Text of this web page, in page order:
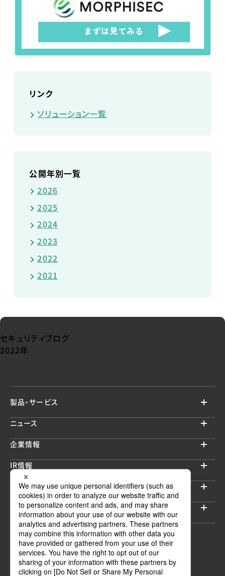
リンク
ソリューション一覧
公開年別一覧
2026
2025
2024
2023
2022
2021
セキュリティブログ
2022年
製品・サービス
ニュース
企業情報
IR情報
サステナビリティ
採用情報
セキュリティブログ
ウェブサイトご利用上の注意